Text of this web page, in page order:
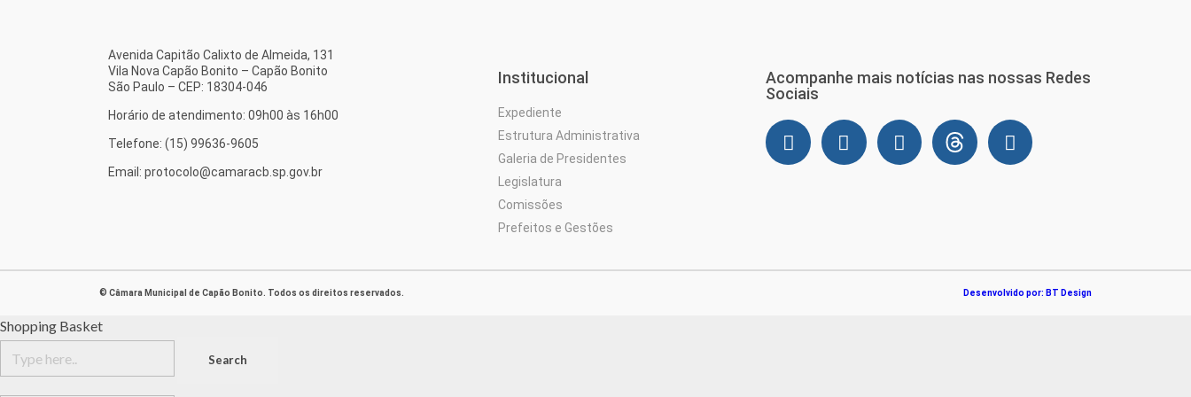
Avenida Capitão Calixto de Almeida, 131
Vila Nova Capão Bonito – Capão Bonito
São Paulo – CEP: 18304-046
Horário de atendimento: 09h00 às 16h00
Telefone: (15) 99636-9605
Email: protocolo@camaracb.sp.gov.br
Institucional
Expediente
Estrutura Administrativa
Galeria de Presidentes
Legislatura
Comissões
Prefeitos e Gestões
Acompanhe mais notícias nas nossas Redes
Sociais
© Câmara Municipal de Capão Bonito. Todos os direitos reservados. Desenvolvido por: BT Design
Shopping Basket